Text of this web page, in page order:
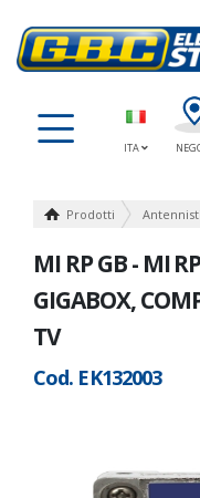
ITA
Prodotti
MI RP GB - MI
GIGABOX,
TV
Cod. EK132003